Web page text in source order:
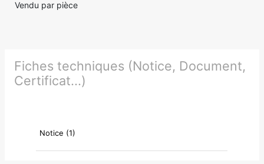
Vendu par pièce
Fiches techniques (Notice, Document,
Certificat...)
Notice (1)